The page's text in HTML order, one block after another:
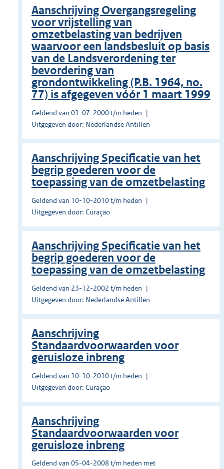
Aanschrijving Overgangsregeling
voor vrijstelling van
omzetbelasting van bedrijven
waarvoor een landsbesluit op basis
van de Landsverordening ter
bevordering van
grondontwikkeling (P.B. 1964, no.
77) is afgegeven vóór 1 maart 1999
Geldend van 01-07-2000 t/m heden
Uitgegeven door: Nederlandse Antillen
Aanschrijving Specificatie van het
begrip goederen voor de
toepassing van de omzetbelasting
Geldend van 10-10-2010 t/m heden
Uitgegeven door: Curaçao
Aanschrijving Specificatie van het
begrip goederen voor de
toepassing van de omzetbelasting
Geldend van 23-12-2002 t/m heden
Uitgegeven door: Nederlandse Antillen
Aanschrijving
Standaardvoorwaarden voor
geruisloze inbreng
Geldend van 10-10-2010 t/m heden
Uitgegeven door: Curaçao
Aanschrijving
Standaardvoorwaarden voor
geruisloze inbreng
Geldend van 05-04-2008 t/m heden met